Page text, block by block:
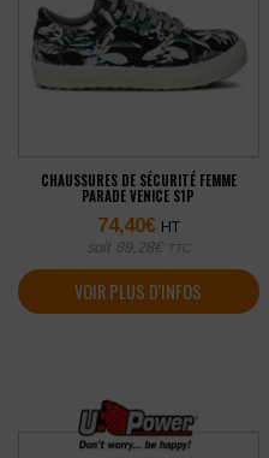
CHAUSSURES DE SÉCURITÉ FEMME
PARADE VENICE S1P
74,40€ HT
soit 89,28€ TTC
VOIR PLUS D'INFOS